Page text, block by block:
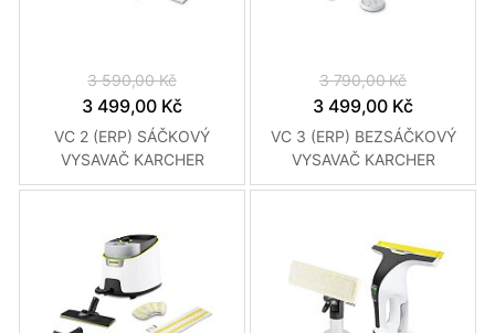
3 590,00 Kč
3 499,00 Kč
VC 2 (ERP) SÁČKOVÝ
VYSAVAČ KARCHER
3 790,00 Kč
3 499,00 Kč
VC 3 (ERP) BEZSÁČKOVÝ
VYSAVAČ KARCHER